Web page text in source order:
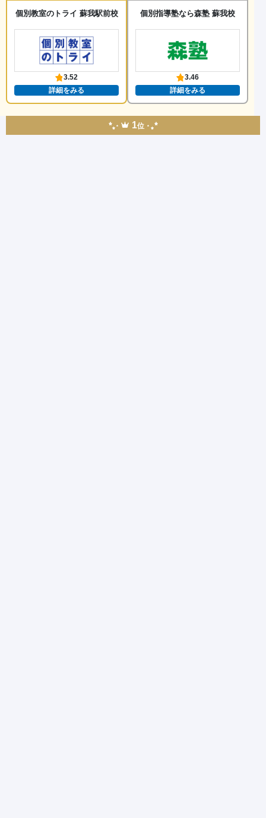
個別教室のトライ 蘇我駅前校
3.52
詳細をみる
個別指導塾なら森塾 蘇我校
3.46
詳細をみる
1位